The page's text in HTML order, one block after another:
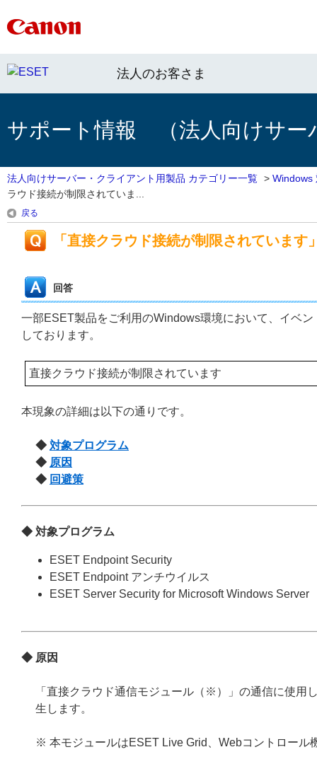
法人のお客さま
サポート情報 （法人向けサー
法人向けサーバー・クライアント用製品 カテゴリー一覧 > Windows
ラウド接続が制限されていま...
戻る
「直接クラウド接続が制限されていま
回答
一部ESET製品をご利用のWindows環境において、イベ
しております。
直接クラウド接続が制限されています
本現象の詳細は以下の通りです。
◆ 対象プログラム
◆ 原因
◆ 回避策
◆ 対象プログラム
ESET Endpoint Security
ESET Endpoint アンチウイルス
ESET Server Security for Microsoft Windows Server
◆ 原因
「直接クラウド通信モジュール（※）」の通信に使用
生します。
※ 本モジュールはESET Live Grid、Webコントロール